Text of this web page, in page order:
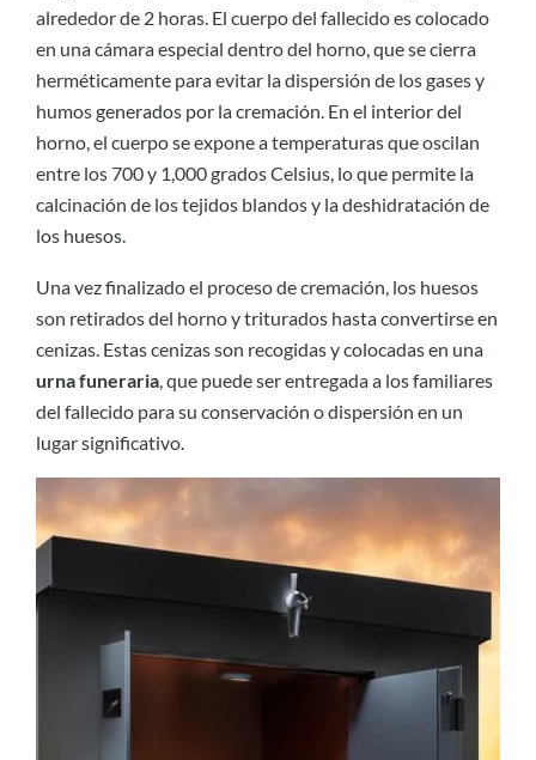
alrededor de 2 horas. El cuerpo del fallecido es colocado
en una cámara especial dentro del horno, que se cierra
herméticamente para evitar la dispersión de los gases y
humos generados por la cremación. En el interior del
horno, el cuerpo se expone a temperaturas que oscilan
entre los 700 y 1,000 grados Celsius, lo que permite la
calcinación de los tejidos blandos y la deshidratación de
los huesos.
Una vez finalizado el proceso de cremación, los huesos
son retirados del horno y triturados hasta convertirse en
cenizas. Estas cenizas son recogidas y colocadas en una
urna funeraria , que puede ser entregada a los familiares
del fallecido para su conservación o dispersión en un
lugar significativo.